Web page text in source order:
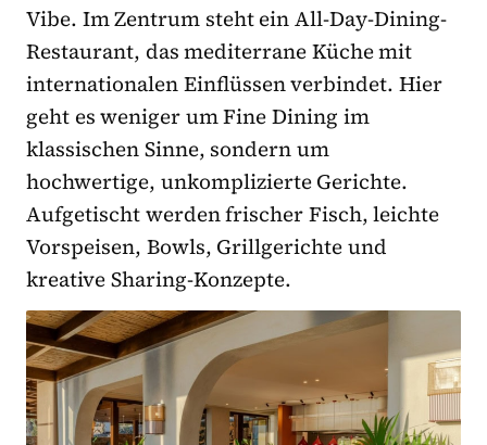
Vibe. Im Zentrum steht ein All-Day-Dining-
Restaurant, das mediterrane Küche mit
internationalen Einflüssen verbindet. Hier
geht es weniger um Fine Dining im
klassischen Sinne, sondern um
hochwertige, unkomplizierte Gerichte.
Aufgetischt werden frischer Fisch, leichte
Vorspeisen, Bowls, Grillgerichte und
kreative Sharing-Konzepte.